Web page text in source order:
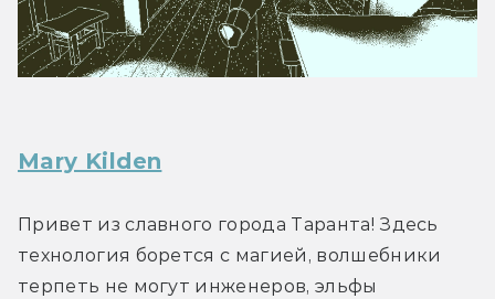
Mary Kilden
Привет из славного города Таранта! Здесь
технология борется с магией, волшебники
терпеть не могут инженеров, эльфы